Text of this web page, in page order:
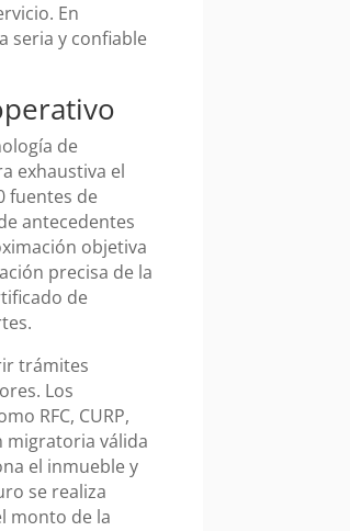
En
seria y confiable
de
exhaustiva el
fuentes de
antecedentes
objetiva
precisa de la
de
trámites
Los
RFC, CURP,
migratoria válida
el inmueble y
se realiza
monto de la